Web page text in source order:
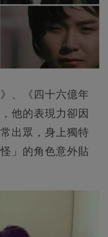
、《四十六億年
他的表現力卻因
出眾，身上獨特
」的角色意外貼